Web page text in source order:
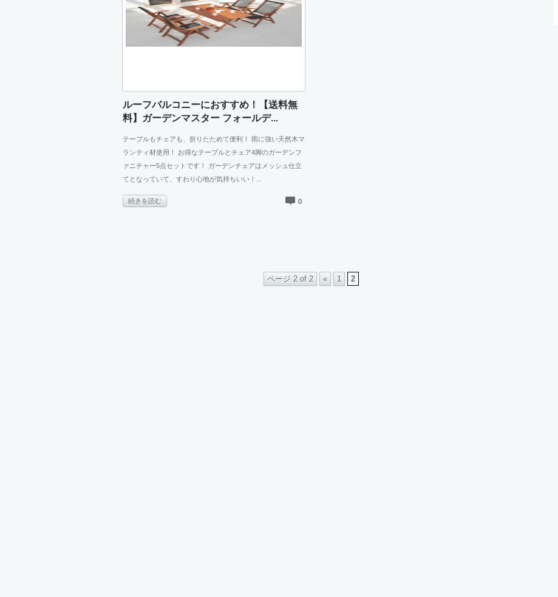
ルーフバルコニーにおすすめ！【送料無
料】ガーデンマスター フォールデ...
テーブルもチェアも、折りたためて便利！ 雨に強い天然木マ
ランティ材使用！ お得なテーブルとチェア4脚のガーデンフ
ァニチャー5点セットです！ ガーデンチェアはメッシュ仕立
てとなっていて、すわり心地が気持ちいい！...
続きを読む 0
ページ 2 of 2 « 1 2